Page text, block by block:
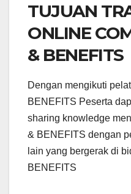
TUJUAN
ONLINE
& BENEFITS
Dengan mengikuti
BENEFITS Peserta
sharing knowledge
& BENEFITS dengan
lain yang bergerak di
BENEFITS